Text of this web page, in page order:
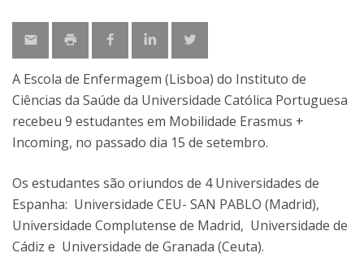
A Escola de Enfermagem (Lisboa) do Instituto de
Ciências da Saúde da Universidade Católica Portuguesa
recebeu 9 estudantes em Mobilidade Erasmus +
Incoming, no passado dia 15 de setembro.
Os estudantes são oriundos de 4 Universidades de
Espanha: Universidade CEU- SAN PABLO (Madrid),
Universidade Complutense de Madrid, Universidade de
Cádiz e Universidade de Granada (Ceuta).